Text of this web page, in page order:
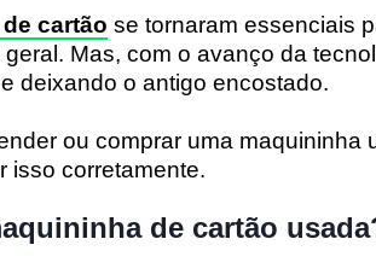
cartão se tornaram essenciais
Mas, com o avanço da
deixando o antigo encostado.
ou comprar uma maquininha
isso corretamente.
de cartão